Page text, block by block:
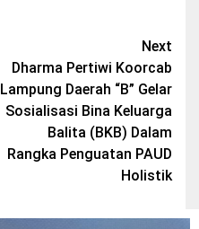
Next
Dharma Pertiwi Koorcab
Lampung Daerah “B” Gelar
Sosialisasi Bina Keluarga
Balita (BKB) Dalam
Rangka Penguatan PAUD
Holistik